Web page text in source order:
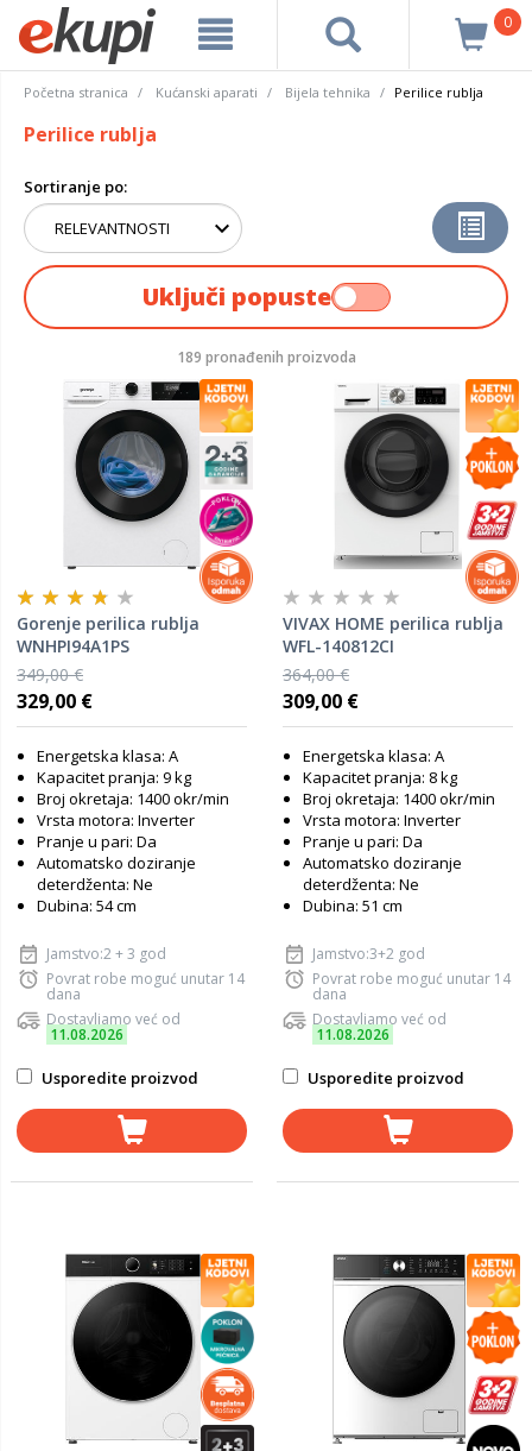
0
Početna stranica Kućanski aparati Bijela tehnika Perilice rublja
Perilice rublja
Sortiranje po:
Uključi popuste
189 pronađenih proizvoda
Gorenje perilica rublja
WNHPI94A1PS
349,00 €
329,00 €
Energetska klasa: A
Kapacitet pranja: 9 kg
Broj okretaja: 1400 okr/min
Vrsta motora: Inverter
Pranje u pari: Da
Automatsko doziranje
deterdženta: Ne
Dubina: 54 cm
Jamstvo:2 + 3 god
Povrat robe moguć unutar 14
dana
Dostavljamo već od
11.08.2026
Usporedite proizvod
VIVAX HOME perilica rublja
WFL-140812CI
364,00 €
309,00 €
Energetska klasa: A
Kapacitet pranja: 8 kg
Broj okretaja: 1400 okr/min
Vrsta motora: Inverter
Pranje u pari: Da
Automatsko doziranje
deterdženta: Ne
Dubina: 51 cm
Jamstvo:3+2 god
Povrat robe moguć unutar 14
dana
Dostavljamo već od
11.08.2026
Usporedite proizvod